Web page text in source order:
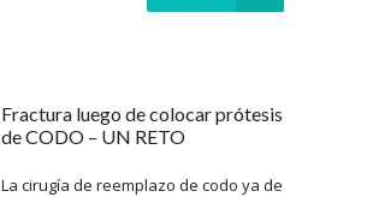
Fractura luego de colocar prótesis
de CODO – UN RETO
La cirugía de reemplazo de codo ya de